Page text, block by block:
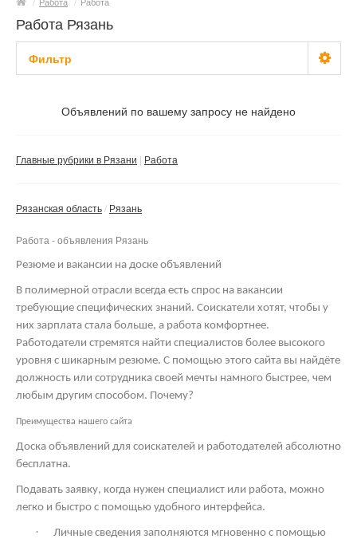
Работа Рязань
Фильтр
Не важноОбъявлений по вашему запросу не найдено
Главные рубрики в Рязани Работа
Рязанская область Рязань
Работа - объявления Рязань
Резюме и вакансии на доске объявлений
В полимерной отрасли всегда есть спрос на вакансии
требующие специфических знаний. Соискатели хотят, чтобы у
них зарплата стала больше, а работа комфортнее.
Работодатели стремятся найти специалистов более высокого
уровня с шикарным резюме. С помощью этого сайта вы найдёте
должность или сотрудника своей мечты намного быстрее, чем
любым другим способом. Почему?
Преимущества нашего сайта
Доска объявлений для соискателей и работодателей абсолютно
бесплатна.
Подавать заявку, когда нужен специалист или работа, можно
легко и быстро с помощью удобного интерфейса.
·
Личные сведения заполняются мгновенно с помощью